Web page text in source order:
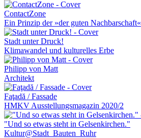
ContactZone
Ein Prinzip der »der guten Nachbarschaft«
Stadt unter Druck!
Klimawandel und kulturelles Erbe
Philipp von Matt
Architekt
Faţadă / Fassade
HMKV Ausstellungsmagazin 2020/2
"Und so etwas steht in Gelsenkirchen."
Kultur@Stadt_Bauten_Ruhr